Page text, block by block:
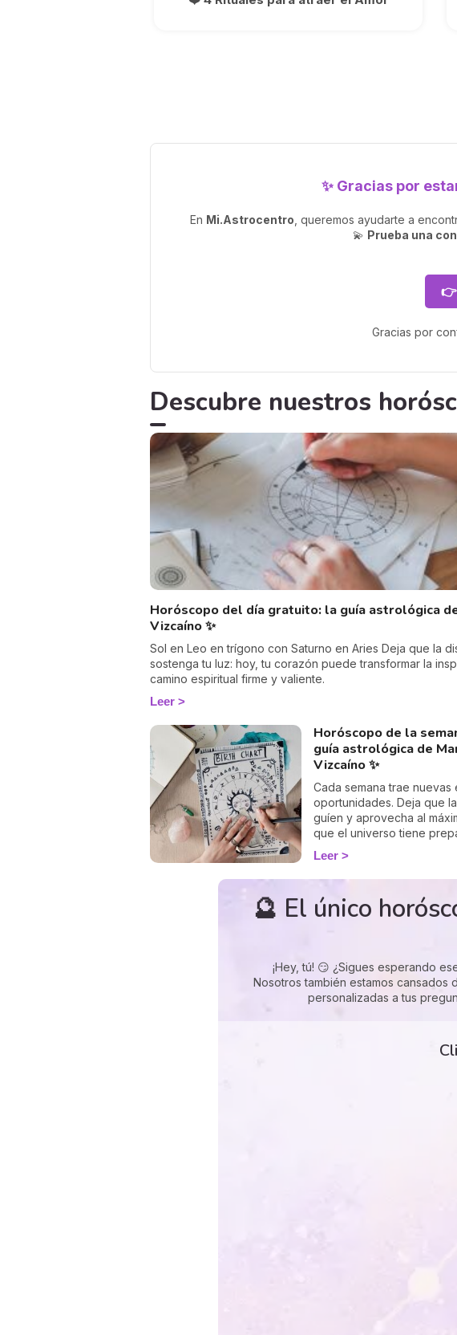
✨ Gracias por
En Mi.Astrocentro , queremos ayudarte a
💫 Prueba una
Gracias por
Descubre nuestros
Horóscopo del día gratuito: la guía astrológica
Vizcaíno ✨
Sol en Leo en trígono con Saturno en Aries Deja que la
sostenga tu luz: hoy, tu corazón puede transformar la
camino espiritual firme y valiente.
Leer
Horóscopo de la
guía astrológica de
Vizcaíno ✨
Cada semana trae nuevas
oportunidades. Deja que
guíen y aprovecha al
que el universo tiene
Leer
🔮 El único
¡Hey, tú! 😏 ¿Sigues esperando
Nosotros también estamos
personalizadas a tus